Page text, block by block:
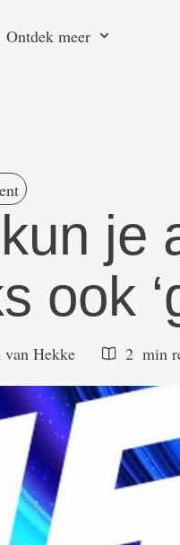
Ontdek meer
je
ook
van Hekke 2 min